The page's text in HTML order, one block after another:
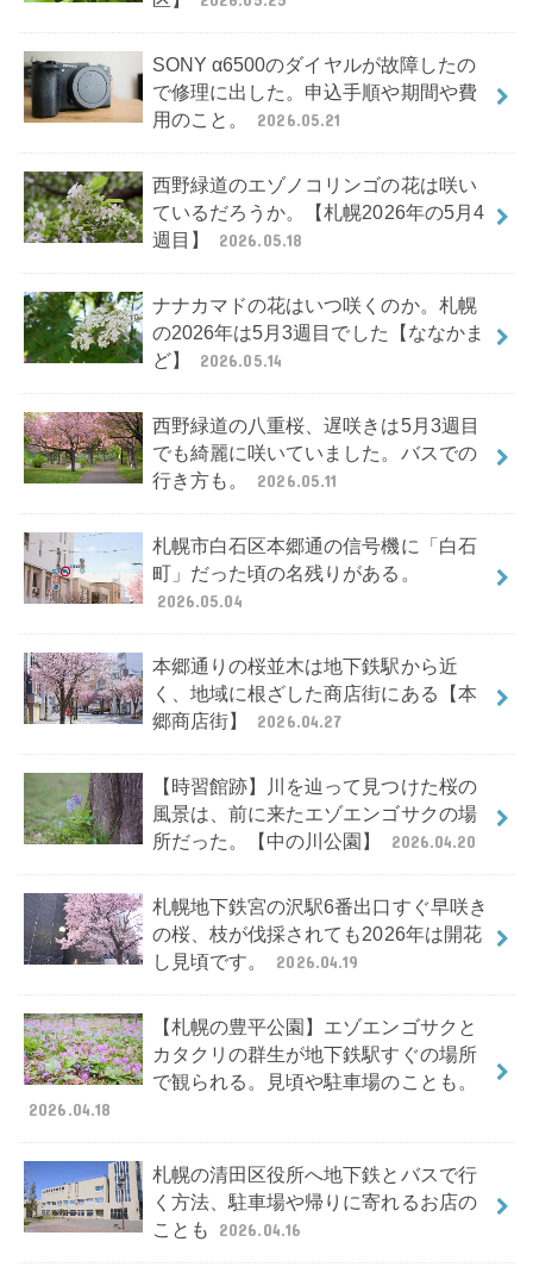
SONY α6500のダイヤルが故障したの
で修理に出した。申込手順や期間や費
用のこと。
2026.05.21
西野緑道のエゾノコリンゴの花は咲い
ているだろうか。【札幌2026年の5月4
週目】
2026.05.18
ナナカマドの花はいつ咲くのか。札幌
の2026年は5月3週目でした【ななかま
ど】
2026.05.14
西野緑道の八重桜、遅咲きは5月3週目
でも綺麗に咲いていました。バスでの
行き方も。
2026.05.11
札幌市白石区本郷通の信号機に「白石
町」だった頃の名残りがある。
2026.05.04
本郷通りの桜並木は地下鉄駅から近
く、地域に根ざした商店街にある【本
郷商店街】
2026.04.27
【時習館跡】川を辿って見つけた桜の
風景は、前に来たエゾエンゴサクの場
所だった。【中の川公園】
2026.04.20
札幌地下鉄宮の沢駅6番出口すぐ早咲き
の桜、枝が伐採されても2026年は開花
し見頃です。
2026.04.19
【札幌の豊平公園】エゾエンゴサクと
カタクリの群生が地下鉄駅すぐの場所
で観られる。見頃や駐車場のことも。
2026.04.18
札幌の清田区役所へ地下鉄とバスで行
く方法、駐車場や帰りに寄れるお店の
ことも
2026.04.16